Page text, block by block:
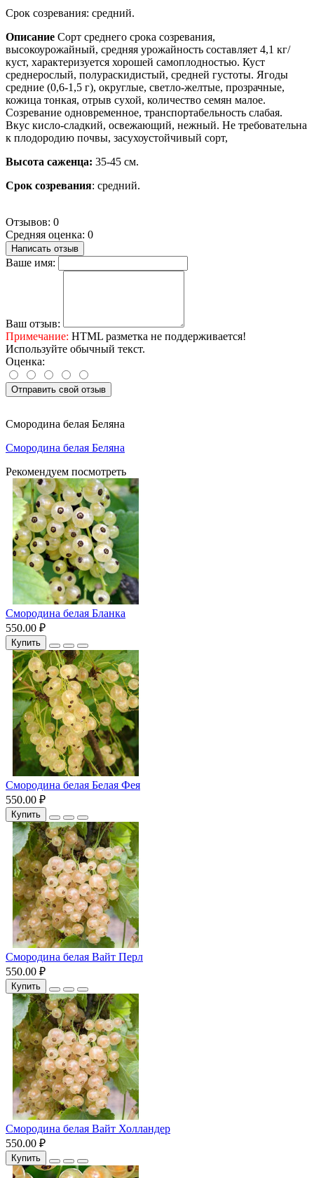
Срок созревания: средний.
Описание Сорт среднего срока созревания,
высокоурожайный, средняя урожайность составляет 4,1 кг/
куст, характеризуется хорошей самоплодностью. Куст
среднерослый, полураскидистый, средней густоты. Ягоды
средние (0,6-1,5 г), округлые, светло-желтые, прозрачные,
кожица тонкая, отрыв сухой, количество семян малое.
Созревание одновременное, транспортабельность слабая.
Вкус кисло-сладкий, освежающий, нежный. Не требовательна
к плодородию почвы, засухоустойчивый сорт,
Высота саженца: 35-45 см.
Срок созревания: средний.
Отзывов: 0
Средняя оценка: 0
Написать отзыв
Ваше имя:
Ваш отзыв:
Примечание: HTML разметка не поддерживается!
Используйте обычный текст.
Оценка:
Отправить свой отзыв
Смородина белая Беляна
Смородина белая Беляна
Рекомендуем посмотреть
Смородина белая Бланка
550.00 ₽
Купить
Смородина белая Белая Фея
550.00 ₽
Купить
Смородина белая Вайт Перл
550.00 ₽
Купить
Смородина белая Вайт Холландер
550.00 ₽
Купить